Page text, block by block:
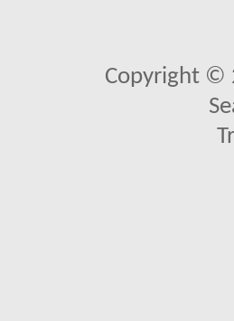
Copyright ©